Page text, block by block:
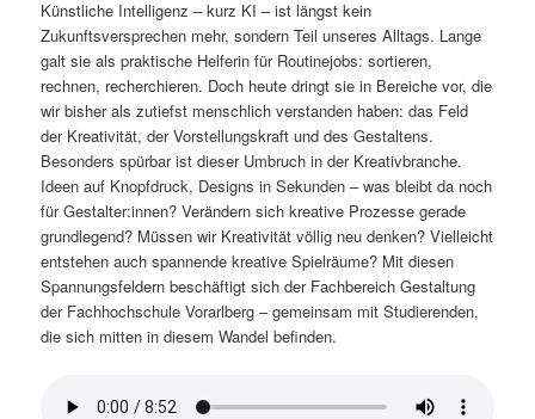
Künstliche Intelligenz – kurz KI – ist längst kein
Zukunftsversprechen mehr, sondern Teil unseres Alltags. Lange
galt sie als praktische Helferin für Routinejobs: sortieren,
rechnen, recherchieren. Doch heute dringt sie in Bereiche vor, die
wir bisher als zutiefst menschlich verstanden haben: das Feld
der Kreativität, der Vorstellungskraft und des Gestaltens.
Besonders spürbar ist dieser Umbruch in der Kreativbranche.
Ideen auf Knopfdruck, Designs in Sekunden – was bleibt da noch
für Gestalter:innen? Verändern sich kreative Prozesse gerade
grundlegend? Müssen wir Kreativität völlig neu denken? Vielleicht
entstehen auch spannende kreative Spielräume? Mit diesen
Spannungsfeldern beschäftigt sich der Fachbereich Gestaltung
der Fachhochschule Vorarlberg – gemeinsam mit Studierenden,
die sich mitten in diesem Wandel befinden.